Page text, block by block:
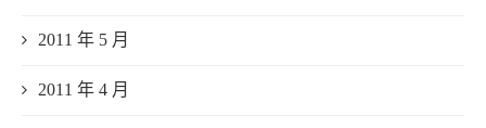
2011 年 5 月
2011 年 4 月